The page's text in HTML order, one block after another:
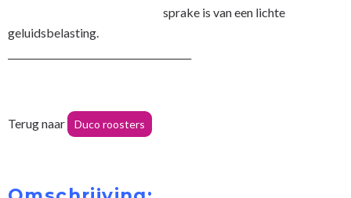
sprake is van een lichte
geluidsbelasting.
Terug naar Duco roosters